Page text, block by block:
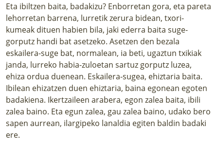
Eta ibiltzen baita, badakizu? Enborretan gora, eta pareta
lehorretan barrena, lurretik zerura bidean, txori-
kumeak dituen habien bila, jaki ederra baita suge-
gorputz handi bat asetzeko. Asetzen den bezala
eskailera-suge bat, normalean, ia beti, ugaztun txikiak
janda, lurreko habia-zuloetan sartuz gorputz luzea,
ehiza ordua duenean. Eskailera-sugea, ehiztaria baita.
Ibilean ehizatzen duen ehiztaria, baina egonean egoten
badakiena. Ikertzaileen arabera, egon zalea baita, ibili
zalea baino. Eta egun zalea, gau zalea baino, udako bero
sapen aurrean, ilargipeko lanaldia egiten baldin badaki
ere.